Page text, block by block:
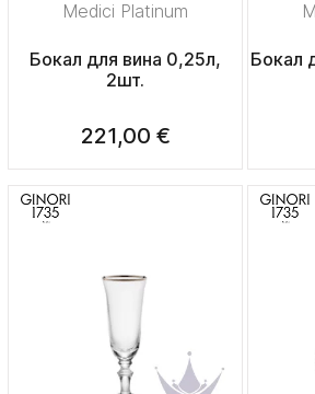
Medici Platinum
Бокал для вина 0,25л,
2шт.
221,00 €
Бокал